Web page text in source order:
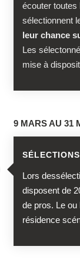
écouter toutes
sélectionnent
leur chance
Les
mise à
9 MARS AU 31
Lors
disposent de
de pros. Le ou
résidence